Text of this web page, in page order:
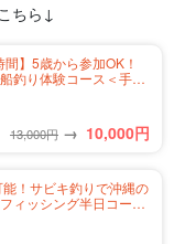
ちら↓
】5歳から参加OK！
釣り体験コース＜手ぶ
No.479）
13,000円 → 10,000円
能！サビキ釣りで沖縄の
ィッシング半日コース
（No.557）